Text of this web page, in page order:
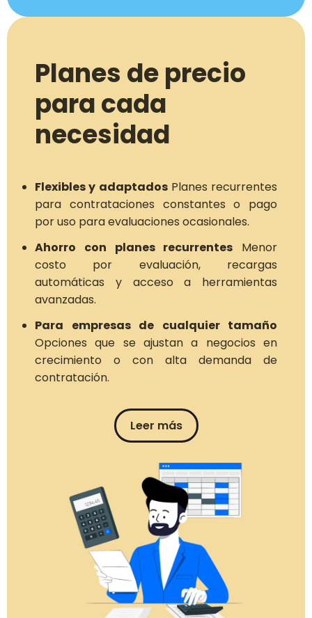
Planes de precio
para cada
necesidad
Flexibles y adaptadosPlanes recurrentes
para contrataciones constantes o pago
por uso para evaluaciones ocasionales.
Ahorro con planes recurrentes Menor
costo por evaluación, recargas
automáticas y acceso a herramientas
avanzadas.
Para empresas de cualquier tamaño
Opciones que se ajustan a negocios en
crecimiento o con alta demanda de
contratación.
Leer más